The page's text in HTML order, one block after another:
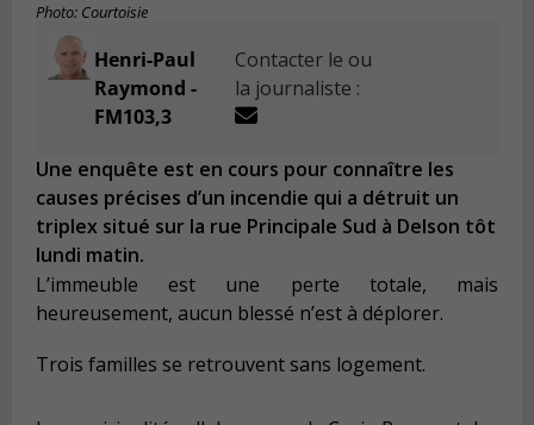
Photo: Courtoisie
Henri-Paul
Raymond -
FM103,3
Contacter le ou
la journaliste :
Une enquête est en cours pour connaître les
causes précises d’un incendie qui a détruit un
triplex situé sur la rue Principale Sud à Delson tôt
lundi matin.
L’immeuble est une perte totale, mais
heureusement, aucun blessé n’est à déplorer.
Trois familles se retrouvent sans logement.